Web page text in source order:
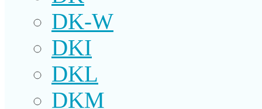
DK-W
DKI
DKL
DKM